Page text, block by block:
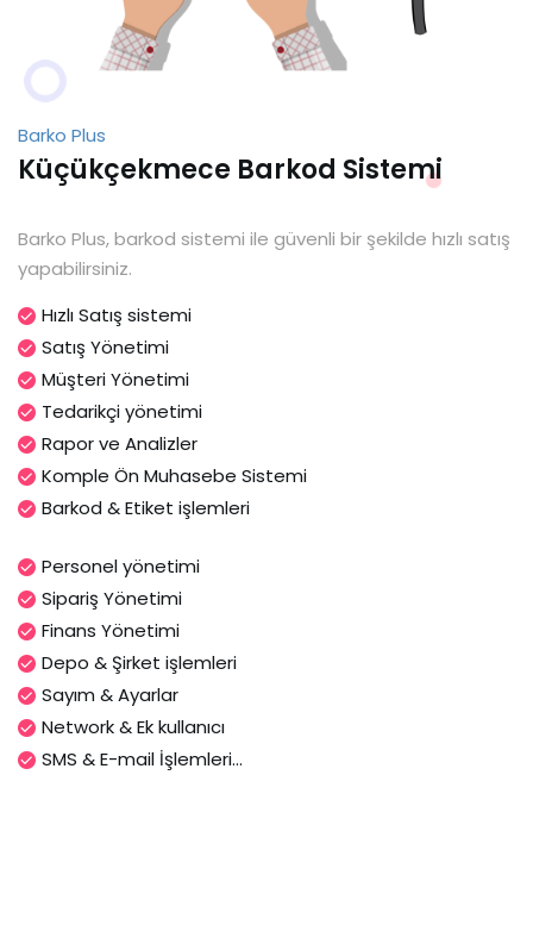
Barko Plus
Küçükçekmece Barkod Sistemi
Barko Plus, barkod sistemi ile güvenli bir şekilde hızlı satış
yapabilirsiniz.
Hızlı Satış sistemi
Satış Yönetimi
Müşteri Yönetimi
Tedarikçi yönetimi
Rapor ve Analizler
Komple Ön Muhasebe Sistemi
Barkod & Etiket işlemleri
Personel yönetimi
Sipariş Yönetimi
Finans Yönetimi
Depo & Şirket işlemleri
Sayım & Ayarlar
Network & Ek kullanıcı
SMS & E-mail İşlemleri...